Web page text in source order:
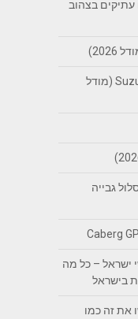
עתיקים בצהוב
מיצו רוכב על Suzuki GSX-S1000GX (מודל
גבייה
ישראל – כל מה
בישראל
את זה כמו